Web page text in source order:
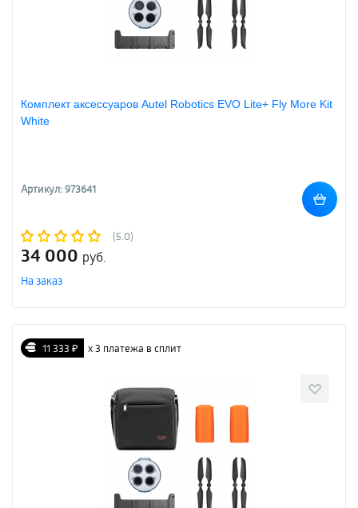
Комплект аксессуаров Autel Robotics EVO Lite+ Fly More Kit
White
Артикул: 973641
(5.0)
34 000 руб.
На заказ
11 333 ₽ х 3 платежа в сплит